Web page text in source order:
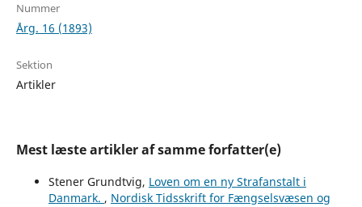
Nummer
Årg. 16 (1893)
Sektion
Artikler
Mest læste artikler af samme forfatter(e)
Stener Grundtvig, Loven om en ny Strafanstalt i
Danmark. , Nordisk Tidsskrift for Fængselsvæsen og